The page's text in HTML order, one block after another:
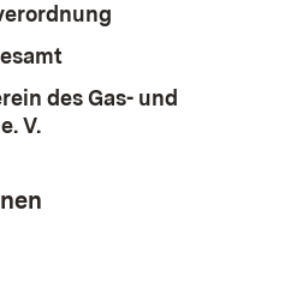
des Gas- und
V.